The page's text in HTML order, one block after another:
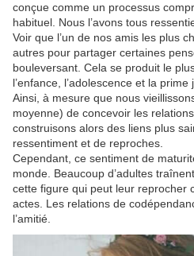
conçue comme un processus
habituel. Nous l’avons tous
Voir que l’un de nos amis les plus
autres pour partager certaines
bouleversant. Cela se produit le
l’enfance, l’adolescence et la prime
Ainsi, à mesure que nous
moyenne) de concevoir les
construisons alors des liens plus
ressentiment et de reproches.
Cependant, ce sentiment de
monde. Beaucoup d’adultes
cette figure qui peut leur reprocher
actes. Les relations de
l’amitié.